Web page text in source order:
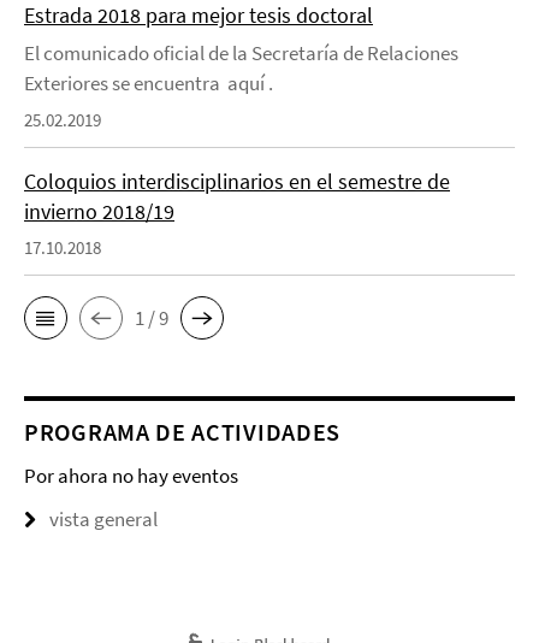
Estrada 2018 para mejor tesis doctoral
El comunicado oficial de la Secretaría de Relaciones
Exteriores se encuentra aquí .
25.02.2019
Coloquios interdisciplinarios en el semestre de
invierno 2018/19
17.10.2018
1 / 9
PROGRAMA DE ACTIVIDADES
Por ahora no hay eventos
vista general